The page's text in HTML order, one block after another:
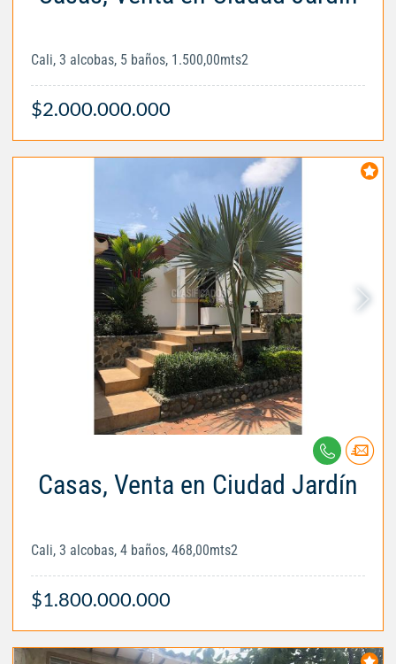
Cali, 3 alcobas, 5 baños, 1.500,00mts2
$2.000.000.000
Casas, Venta en Ciudad Jardín
Cali, 3 alcobas, 4 baños, 468,00mts2
$1.800.000.000